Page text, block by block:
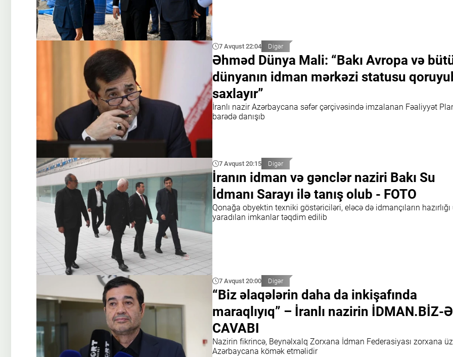
7 Avqust 22:04 Digər
Əhməd Dünya Mali: “Bakı Avropa və
dünyanın idman mərkəzi statusu
saxlayır”
İranlı nazir Azərbaycana səfər çərçivəsində imzalanan Fəaliyyət
barədə danışıb
7 Avqust 20:15 Digər
İranın idman və gənclər naziri Bakı Su
İdmanı Sarayı ilə tanış olub - FOTO
Qonağa obyektin texniki göstəriciləri, eləcə də idmançıların hazırlığı
yaradılan imkanlar təqdim edilib
7 Avqust 20:00 Digər
“Biz əlaqələrin daha da inkişafında
maraqlıyıq” – İranlı nazirin İDMAN.BİZ-Ə
CAVABI
Nazirin fikrincə, Beynəlxalq Zorxana İdman Federasiyası zorxana
Azərbaycana kömək etməlidir